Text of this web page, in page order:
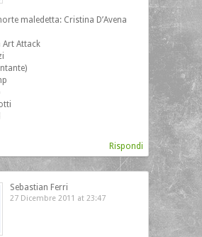
maledetta: Cristina D’Avena
Art Attack
Rispondi
Sebastian Ferri
27 Dicembre 2011 at 23:47